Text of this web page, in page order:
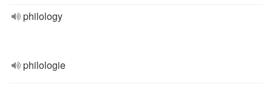
philology
philologie